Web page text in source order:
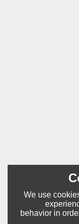
We use
behavior in